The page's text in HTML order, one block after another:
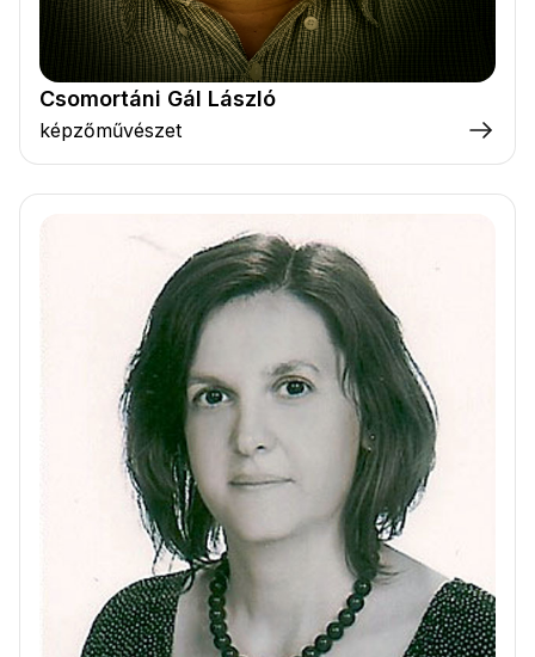
Csomortáni Gál László
képzőművészet